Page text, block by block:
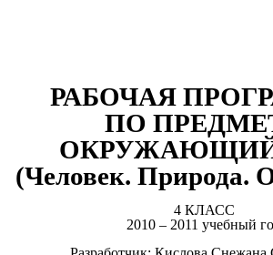
РАБОЧАЯ
ПО
(Человек. Природа.
4 КЛАСС
2010 – 2011 учебный